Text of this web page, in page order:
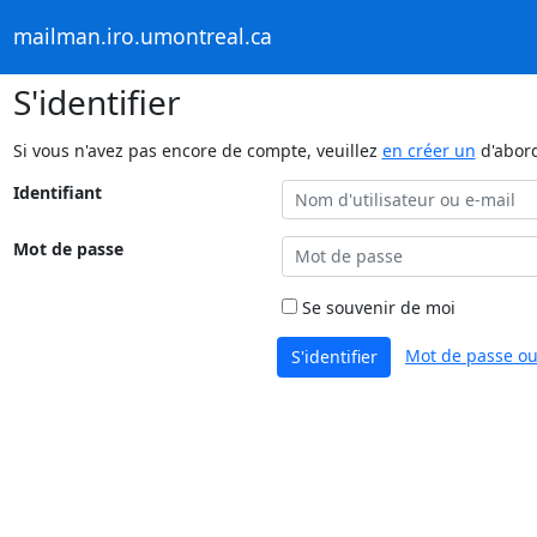
mailman.iro.umontreal.ca
S'identifier
Si vous n'avez pas encore de compte, veuillez en créer un
Identifiant
Mot de passe
Se souvenir de moi
S'identifier Mot de passe